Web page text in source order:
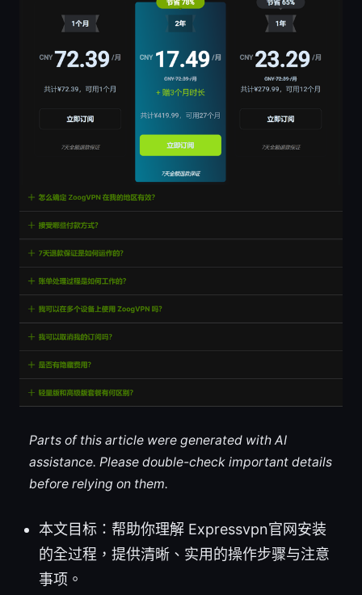
Parts of this article were generated with AI
assistance. Please double-check important details
before relying on them.
本文目标：帮助你理解 Expressvpn官网安装
的全过程，提供清晰、实用的操作步骤与注意
事项。